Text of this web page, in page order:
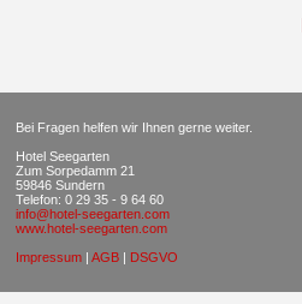
Bei Fragen helfen wir Ihnen gerne weiter.
Hotel Seegarten
Zum Sorpedamm 21
59846 Sundern
Telefon: 0 29 35 - 9 64 60
info@hotel-seegarten.com
www.hotel-seegarten.com
Impressum | AGB | DSGVO